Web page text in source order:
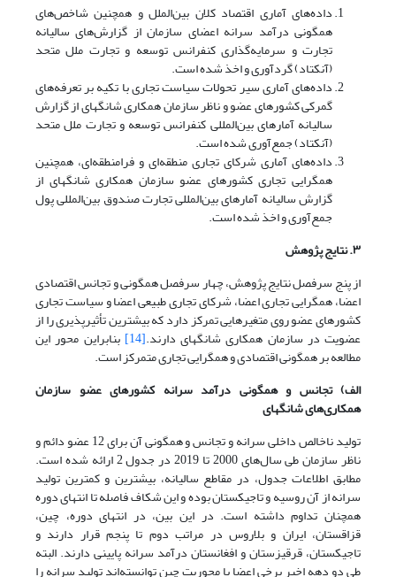
داده‌های آماری اقتصاد کلان بین‌الملل و همچنین شاخص‌های
همگونی درآمد سرانه اعضای سازمان از گزارش‌های سالیانه
تجارت و سرمایه‌گذاری کنفرانس توسعه و تجارت ملل متحد
(آنکتاد) گردآوری و اخذ شده است.
داده‌های آماری سیر تحولات سیاست تجاری با تکیه بر تعرفه‌های
گمرکی کشورهای عضو و ناظر سازمان همکاری شانگهای از گزارش
سالیانه آمارهای بین‌المللی کنفرانس توسعه و تجارت ملل متحد
(آنکتاد) جمع‌آوری شده است.
داده‌های آماری شرکای تجاری منطقه‌ای و فرامنطقه‌ای، همچنین
همگرایی تجاری کشورهای عضو سازمان همکاری شانگهای از
گزارش سالیانه آمارهای بین‌المللی تجارت صندوق بین‌المللی پول
جمع‌آوری و اخذ شده است.
۳. نتایج پژوهش
از پنج سرفصل نتایج پژوهش، چهار سرفصل همگونی و تجانس اقتصادی
اعضا، همگرایی تجاری اعضا، شرکای تجاری طبیعی اعضا و سیاست تجاری
کشورهای عضو روی متغیرهایی تمرکز دارد که بیشترین تأثیرپذیری را از
عضویت در سازمان همکاری شانگهای دارند.[14] بنابراین محور این
مطالعه بر همگونی اقتصادی و همگرایی تجاری متمرکز است.
الف) تجانس و همگونی درآمد سرانه کشورهای عضو سازمان
همکاری‌های شانگهای
تولید ناخالص داخلی سرانه و تجانس و همگونی آن برای 12 عضو دائم و
ناظر سازمان طی سال‌های 2000 تا 2019 در جدول 2 ارائه شده است.
مطابق اطلاعات جدول، در مقاطع سالیانه، بیشترین و کمترین تولید
سرانه از آن روسیه و تاجیکستان بوده و این شکاف فاصله تا انتهای دوره
همچنان تداوم داشته است. در این بین، در انتهای دوره، چین،
قزاقستان، ایران و بلاروس در مراتب دوم تا پنجم قرار دارند و
تاجیکستان‌، قرقیزستان و افغانستان درآمد سرانه پایینی دارند. البته
طی دو دهه اخیر برخی اعضا با محوریت چین توانسته‌اند تولید سرانه را